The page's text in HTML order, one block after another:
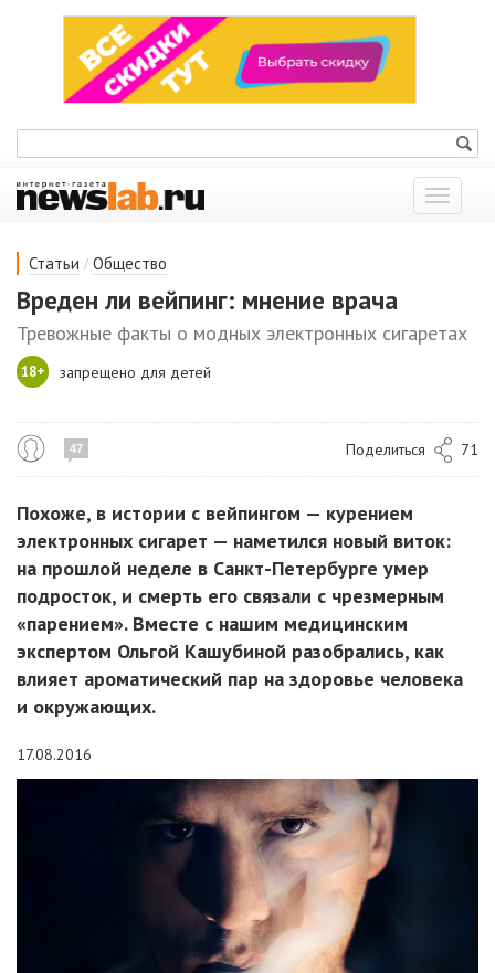
Показать
меню
Статьи / Общество
Вреден ли вейпинг: мнение врача
Тревожные факты о модных электронных сигаретах
18+ запрещено для детей
47 Поделиться 71
Похоже, в истории с вейпингом — курением
электронных сигарет — наметился новый виток:
на прошлой неделе в Санкт-Петербурге умер
подросток, и смерть его связали с чрезмерным
«парением». Вместе с нашим медицинским
экспертом Ольгой Кашубиной разобрались, как
влияет ароматический пар на здоровье человека
и окружающих.
17.08.2016